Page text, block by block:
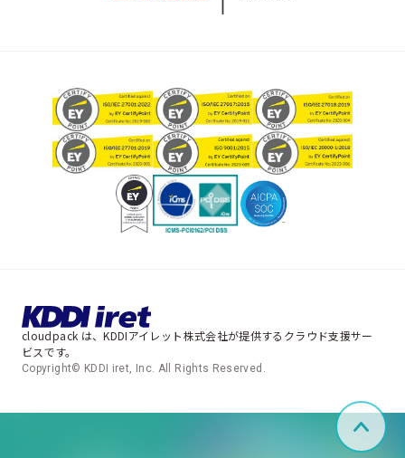
cloudpack は、KDDIアイレット株式会社が提供するクラウド支援サー
ビスです。
Copyright© KDDI iret, Inc. All Rights Reserved.
ペ